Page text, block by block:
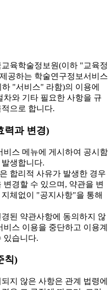
육학술정보원(이하 "교육정
공하는 학술연구정보서비스
"서비스" 라함)의 이용에
차와 기타 필요한 사항을 규
으로 합니다.
력과 변경)
스 메뉴에 게시하여 공시함
생합니다.
합리적 사유가 발생한 경우
변경할 수 있으며, 약관을 변
체없이 "공지사항"을 통해
된 약관사항에 동의하지 않
비스 이용을 중단하고 이용계
있습니다.
칙)
지 않은 사항은 관계 법령에